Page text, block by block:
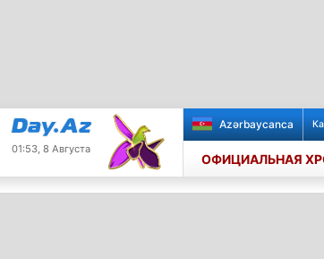
01:53, 8 Августа
Azərbaycanca
ОФИЦИАЛЬНАЯ